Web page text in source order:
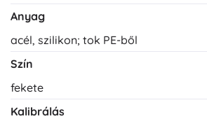
Anyag
acél, szilikon; tok PE-ből
Szín
fekete
Kalibrálás